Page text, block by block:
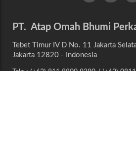
PT. Atap Omah Bhumi
Tebet Timur IV D No. 11 Jakarta
Jakarta 12820 - Indonesia
Telp : (+62) 811 8800 9280 / (+62)